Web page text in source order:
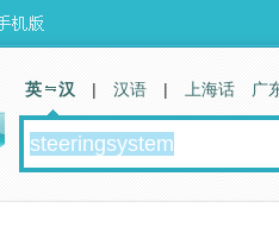
英 汉 | 汉语 | 上海话 广